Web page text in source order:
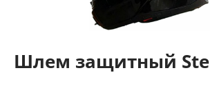
Шлем защитный